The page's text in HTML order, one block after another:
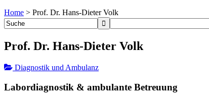
Home > Prof. Dr. Hans-Dieter Volk
Prof. Dr. Hans-Dieter Volk
Diagnostik und Ambulanz
Labordiagnostik & ambulante Betreuung